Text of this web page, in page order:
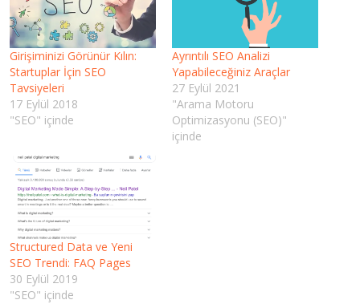
Girişiminizi Görünür Kılın:
Startuplar İçin SEO
Tavsiyeleri
17 Eylül 2018
"SEO" içinde
Ayrıntılı SEO Analizi
Yapabileceğiniz Araçlar
27 Eylül 2021
"Arama Motoru
Optimizasyonu (SEO)"
içinde
Structured Data ve Yeni
SEO Trendi: FAQ Pages
30 Eylül 2019
"SEO" içinde